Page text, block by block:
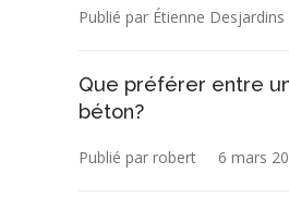
Publié par Étienne Desjardins
Que préférer entre
béton?
Publié par robert 6 mars